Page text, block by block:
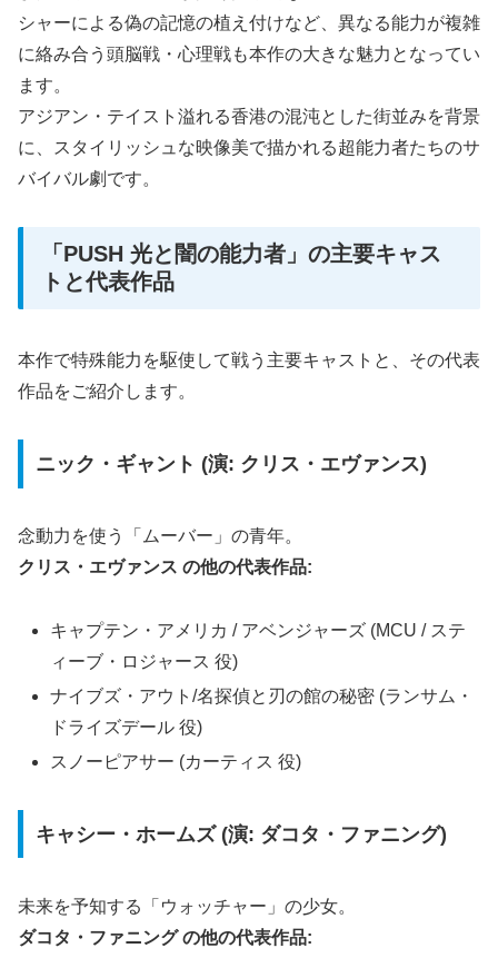
シャーによる偽の記憶の植え付けなど、異なる能力が複雑
に絡み合う頭脳戦・心理戦も本作の大きな魅力となってい
ます。
アジアン・テイスト溢れる香港の混沌とした街並みを背景
に、スタイリッシュな映像美で描かれる超能力者たちのサ
バイバル劇です。
「PUSH 光と闇の能力者」の主要キャス
トと代表作品
本作で特殊能力を駆使して戦う主要キャストと、その代表
作品をご紹介します。
ニック・ギャント (演: クリス・エヴァンス)
念動力を使う「ムーバー」の青年。
クリス・エヴァンス の他の代表作品:
キャプテン・アメリカ / アベンジャーズ (MCU / ステ
ィーブ・ロジャース 役)
ナイブズ・アウト/名探偵と刃の館の秘密 (ランサム・
ドライズデール 役)
スノーピアサー (カーティス 役)
キャシー・ホームズ (演: ダコタ・ファニング)
未来を予知する「ウォッチャー」の少女。
ダコタ・ファニング の他の代表作品: